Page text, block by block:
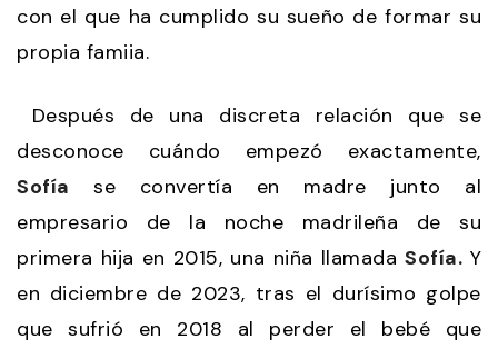
con el que ha cumplido su sueño de formar su
propia famiia.
Después de una discreta relación que se
desconoce cuándo empezó exactamente,
Sofía se convertía en madre junto al
empresario de la noche madrileña de su
primera hija en 2015, una niña llamadaSofía. Y
en diciembre de 2023, tras el durísimo golpe
que sufrió en 2018 al perder el bebé que